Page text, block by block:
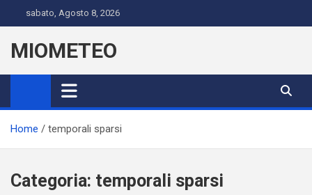
to
content
sabato, Agosto 8, 2026
MIOMETEO
Home temporali sparsi
Categoria: temporali sparsi